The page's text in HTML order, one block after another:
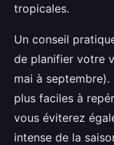
tropicales.
Un conseil
de planifier votre
mai à
plus faciles à
vous éviterez
intense de la